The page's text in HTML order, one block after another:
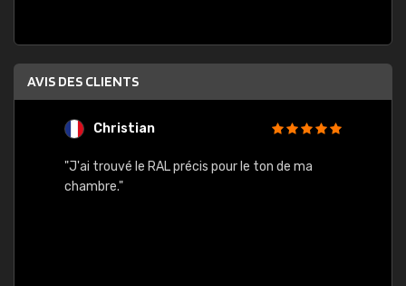
AVIS DES CLIENTS
Christian
"J'ai trouvé le RAL précis pour le ton de ma
chambre."